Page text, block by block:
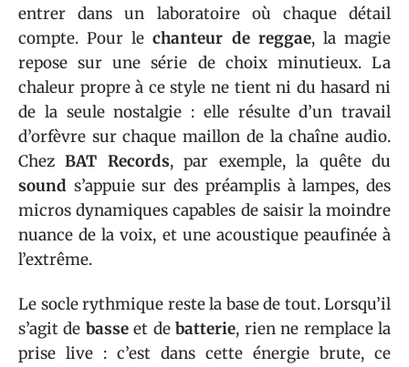
entrer dans un laboratoire où chaque détail
compte. Pour lechanteur de reggae, la magie
repose sur une série de choix minutieux. La
chaleur propre à ce style ne tient ni du hasard ni
de la seule nostalgie : elle résulte d’un travail
d’orfèvre sur chaque maillon de la chaîne audio.
ChezBAT Records, par exemple, la quête du
sound s’appuie sur des préamplis à lampes, des
micros dynamiques capables de saisir la moindre
nuance de la voix, et une acoustique peaufinée à
l’extrême.
Le socle rythmique reste la base de tout. Lorsqu’il
s’agit de basseet debatterie, rien ne remplace la
prise live : c’est dans cette énergie brute, ce